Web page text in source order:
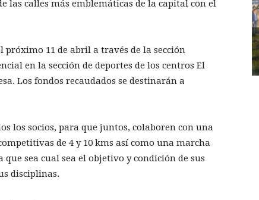
las calles más emblemáticas de la capital con el
11 de abril a través de la sección
en la sección de deportes de los centros El
Los fondos recaudados se destinarán a
los socios, para que juntos, colaboren con una
de 4 y 10 kms así como una marcha
sea cual sea el objetivo y condición de sus
disciplinas.